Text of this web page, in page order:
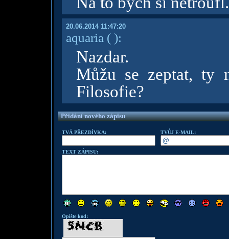
20.06.2014 11:47:20
aquaria ( ):
Nazdar.
Můžu se zeptat, ty
Filosofie?
Přidání nového zápisu
TVÁ PŘEZDÍVKA: TVŮJ E-MAIL:
TEXT ZÁPISU:
Opište kod: